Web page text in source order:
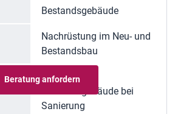
Bestandsgebäude
Nachrüstung im Neu- und
Bestandsbau
Neubau,
Bestandsgebäude bei
Sanierung
Beratung anfordern